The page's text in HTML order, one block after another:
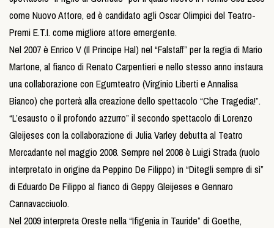
come Nuovo Attore, ed è candidato agli Oscar Olimpici del Teatro-
Premi E.T.I. come migliore attore emergente.
Nel 2007 è Enrico V (Il Principe Hal) nel “Falstaff” per la regia di Mario
Martone, al fianco di Renato Carpentieri e nello stesso anno instaura
una collaborazione con Egumteatro (Virginio Liberti e Annalisa
Bianco) che porterà alla creazione dello spettacolo “Che Tragedia!”.
“L’esausto o il profondo azzurro” il secondo spettacolo di Lorenzo
Gleijeses con la collaborazione di Julia Varley debutta al Teatro
Mercadante nel maggio 2008. Sempre nel 2008 è Luigi Strada (ruolo
interpretato in origine da Peppino De Filippo) in “Ditegli sempre di sì”
di Eduardo De Filippo al fianco di Geppy Gleijeses e Gennaro
Cannavacciuolo.
Nel 2009 interpreta Oreste nella “Ifigenia in Tauride” di Goethe,